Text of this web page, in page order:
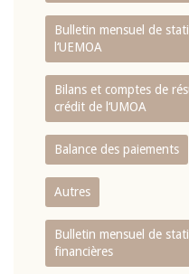
Bulletin mensuel de
l‘UEMOA
Bilans et comptes de
crédit de l‘UMOA
Balance des paiements
Autres
Bulletin mensuel de
financières